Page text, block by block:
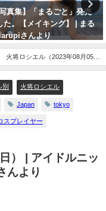
【4K】（2023年08月25
4K UPSCALING CLUBさん
火将ロシエル（2023年08月05
り
火将ロシエル
Japan tokyo
スプレイヤー
） | アイドルニッ
んより